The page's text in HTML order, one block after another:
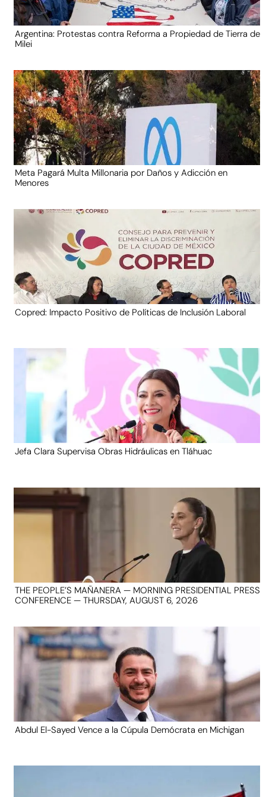
Argentina: Protestas contra Reforma a Propiedad de Tierra de
Milei
Meta Pagará Multa Millonaria por Daños y Adicción en
Menores
Copred: Impacto Positivo de Políticas de Inclusión Laboral
Jefa Clara Supervisa Obras Hidráulicas en Tláhuac
THE PEOPLE’S MAÑANERA — MORNING PRESIDENTIAL PRESS
CONFERENCE — THURSDAY, AUGUST 6, 2026
Abdul El-Sayed Vence a la Cúpula Demócrata en Michigan